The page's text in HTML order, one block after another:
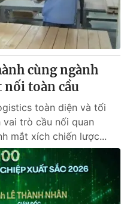
cùng ngành
nối toàn cầu
toàn diện và tối
vai trò cầu nối quan
mắt xích chiến lược...